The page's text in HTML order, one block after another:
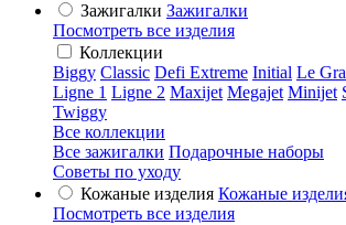
Зажигалки Зажигалки
Посмотреть все изделия
Коллекции
Biggy Classic Defi Extreme Initial Le
Ligne 1 Ligne 2 Maxijet Megajet Minijet
Twiggy
Все коллекции
Все зажигалки Подарочные наборы
Советы по уходу
Кожаные изделия Кожаные
Посмотреть все изделия